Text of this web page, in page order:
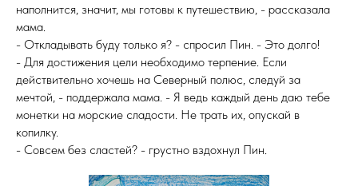
наполнится, значит, мы готовы к путешествию, - рассказала
мама.
- Откладывать буду только я? - спросил Пин. - Это долго!
- Для достижения цели необходимо терпение. Если
действительно хочешь на Северный полюс, следуй за
мечтой, - поддержала мама. - Я ведь каждый день даю тебе
монетки на морские сладости. Не трать их, опускай в
копилку.
- Совсем без сластей? - грустно вздохнул Пин.